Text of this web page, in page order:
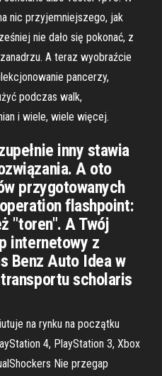
nic przyjemniejszego, jak
nie dało się pokonać, z
A teraz wyobraźcie
pancerzy,
podczas walk,
i wiele, wiele więcej.
inny stawia
A oto
przygotowanych
flashpoint:
"toren". A Twój
internetowy z
Benz Auto Idea w
scholaris
na rynku na początku
4, PlayStation 3, Xbox
Nie przegap